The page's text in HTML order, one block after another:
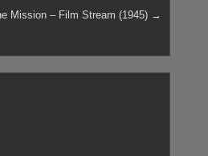
Mission – Film Stream (1945) →